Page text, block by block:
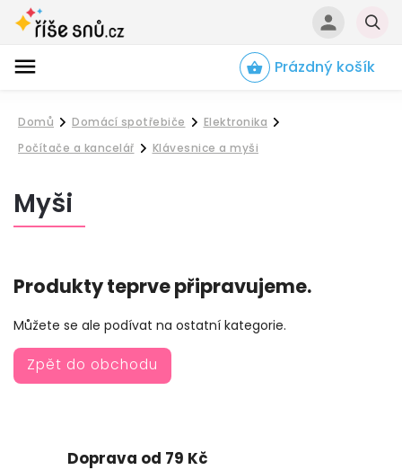
Prázdný košík
Domů
/
Domácí spotřebiče
/
Elektronika
/
Počítače a kancelář
/
Klávesnice a myši
Myši
Produkty teprve připravujeme.
Můžete se ale podívat na ostatní kategorie.
Zpět do obchodu
Doprava od 79 Kč